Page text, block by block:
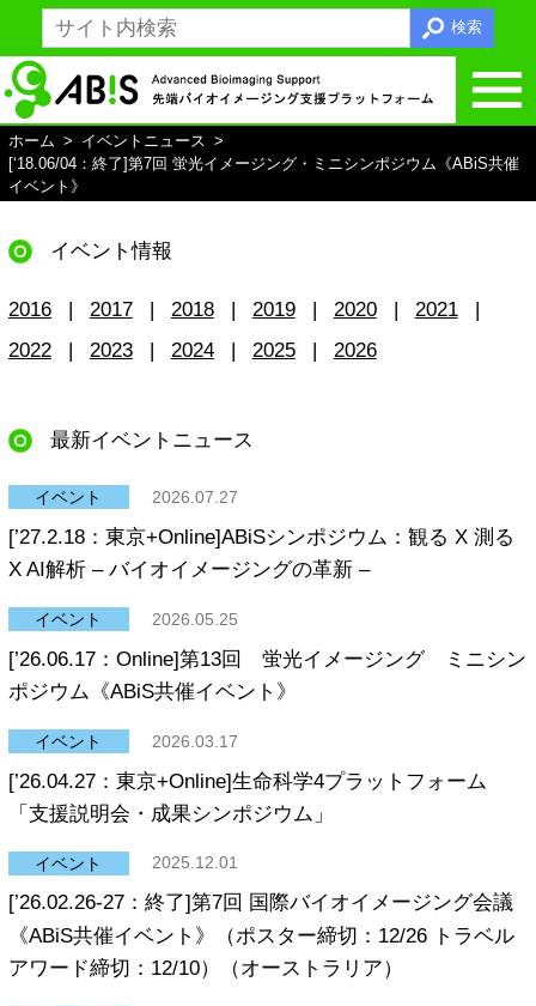
検索
ホームへ戻る
ABiSとは
支援内容
総括支援
光学顕微鏡支援
MRI支援
画像解析支援
トレーニング
申請する
イメージング相談窓口
よくある質問
オンライン申請システムはこちら
2016年度～2024年度 ABiS支援課題一覧
ホーム
イベントニュース
[‘18.06/04：終了]第7回 蛍光イメージング・ミニシンポジウム《ABiS共催
イベント》
イベント情報
2016 2017 2018 2019 2020
2021
2022
2023 2024 2025 2026
最新イベントニュース
イベント 2026.07.27
[’27.2.18：東京+Online]ABiSシンポジウム：観る X 測る
X AI解析 – バイオイメージングの革新 –
イベント 2026.05.25
[’26.06.17：Online]第13回 蛍光イメージング ミニシン
ポジウム《ABiS共催イベント》
イベント 2026.03.17
[’26.04.27：東京+Online]生命科学4プラットフォーム
「支援説明会・成果シンポジウム」
イベント 2025.12.01
[’26.02.26-27：終了]第7回 国際バイオイメージング会議
《ABiS共催イベント》（ポスター締切：12/26 トラベル
アワード締切：12/10）（オーストラリア）